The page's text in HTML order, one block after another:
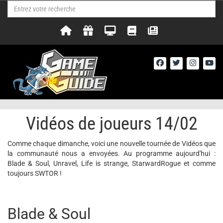
Vidéos de joueurs 14/02
Comme chaque dimanche, voici une nouvelle tournée de Vidéos que
la communauté nous a envoyées. Au programme aujourd'hui :
Blade & Soul, Unravel, Life is strange, StarwardRogue et comme
toujours SWTOR !
Blade & Soul